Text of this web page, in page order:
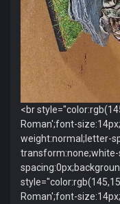
<br
Roman';font-
weight:normal;letter-
Roman';font-